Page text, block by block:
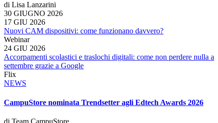
di Lisa Lanzarini
30 GIUGNO 2026
17 GIU 2026
Nuovi CAM dispositivi: come funzionano davvero?
Webinar
24 GIU 2026
Accorpamenti scolastici e traslochi digitali: come non perdere nulla a
settembre grazie a Google
Flix
NEWS
CampuStore nominata Trendsetter agli Edtech Awards 2026
di Team CampuStore